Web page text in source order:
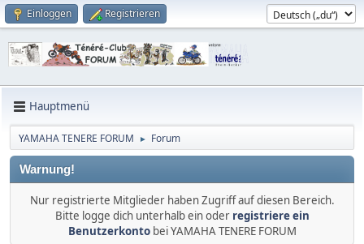
Einloggen Registrieren
Hauptmenü
YAMAHA TENERE FORUM ► Forum
Warnung!
Nur registrierte Mitglieder haben Zugriff auf diesen Bereich.
Bitte logge dich unterhalb ein oder registriere ein
Benutzerkontobei YAMAHA TENERE FORUM